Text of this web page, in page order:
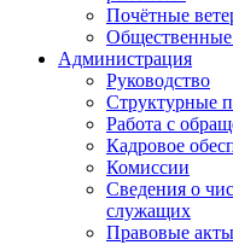
Почётные
Общественные
Администрация
Руководство
Структурные
Работа с
Кадровое
Комиссии
Сведения о
служащих
Правовые акты